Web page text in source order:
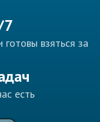
7
взяться за
есть